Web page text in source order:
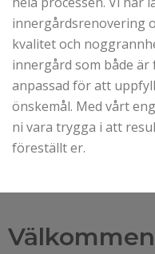
innergårdsrenovering
kvalitet och
innergård som både
anpassad för att
önskemål. Med vårt
ni vara trygga i att
föreställt er.